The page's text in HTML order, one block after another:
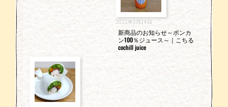
2022年2月14日
新商品のお知らせ～ポンカ
ン100％ジュース～｜こちる
cochill juice